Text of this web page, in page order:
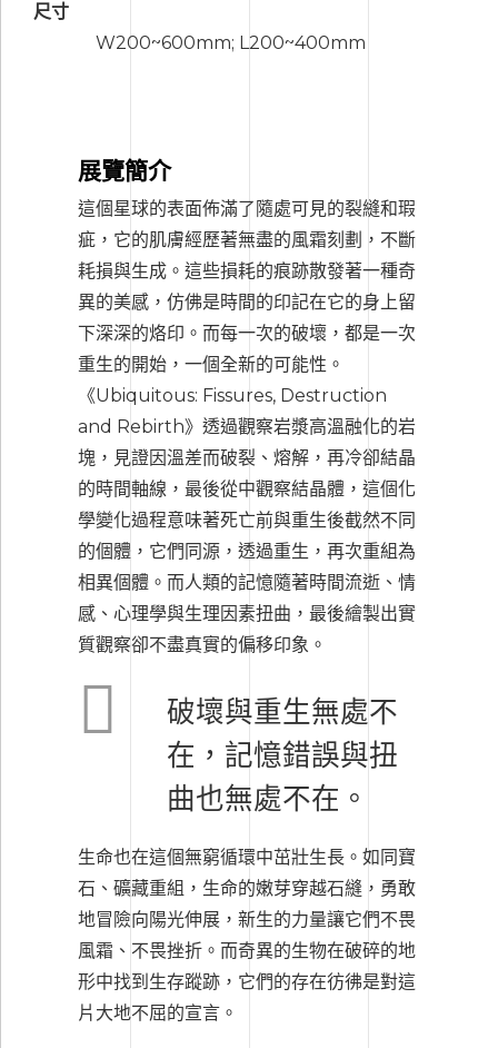
尺寸
W200~600mm; L200~400mm
展覽簡介
這個星球的表面佈滿了隨處可見的裂縫和瑕
疵，它的肌膚經歷著無盡的風霜刻劃，不斷
耗損與生成。這些損耗的痕跡散發著一種奇
異的美感，仿佛是時間的印記在它的身上留
下深深的烙印。而每一次的破壞，都是一次
重生的開始，一個全新的可能性。
《Ubiquitous: Fissures, Destruction
and Rebirth》透過觀察岩漿高溫融化的岩
塊，見證因溫差而破裂、熔解，再冷卻結晶
的時間軸線，最後從中觀察結晶體，這個化
學變化過程意味著死亡前與重生後截然不同
的個體，它們同源，透過重生，再次重組為
相異個體。而人類的記憶隨著時間流逝、情
感、心理學與生理因素扭曲，最後繪製出實
質觀察卻不盡真實的偏移印象。
破壞與重生無處不
在，記憶錯誤與扭
曲也無處不在。
生命也在這個無窮循環中茁壯生長。如同寶
石、礦藏重組，生命的嫩芽穿越石縫，勇敢
地冒險向陽光伸展，新生的力量讓它們不畏
風霜、不畏挫折。而奇異的生物在破碎的地
形中找到生存蹤跡，它們的存在彷彿是對這
片大地不屈的宣言。